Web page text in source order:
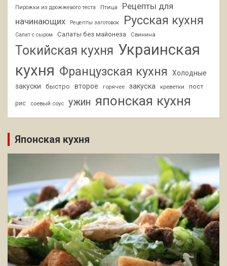
Пирожки из дрожжевого теста Птица
Рецепты для
начинающих
Рецепты заготовок Русская кухня
Салат с сыром Салаты без майонеза Свинина
Токийская кухня Украинская
кухня Французская кухня
Холодные
закуски
быстро второе горячее закуска креветки пост
рис соевый соус ужин японская кухня
Японская кухня